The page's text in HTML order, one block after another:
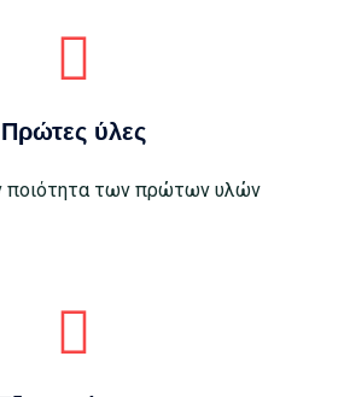
Πρώτες ύλες
ποιότητα των πρώτων υλών